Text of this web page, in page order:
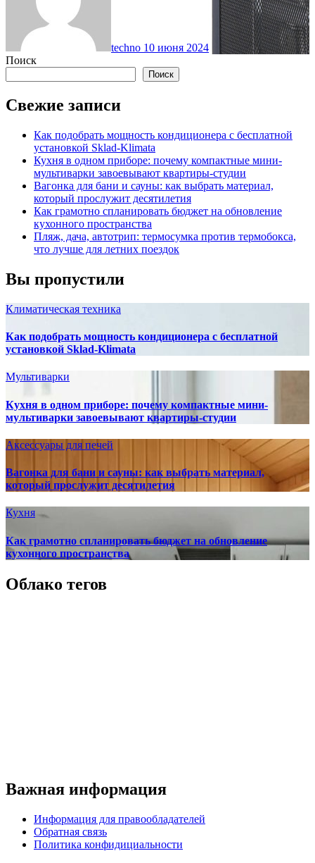
techno 10 июня 2024
Поиск
Поиск
Свежие записи
Как подобрать мощность кондиционера с бесплатной
установкой Sklad-Klimata
Кухня в одном приборе: почему компактные мини-
мультиварки завоевывают квартиры-студии
Вагонка для бани и сауны: как выбрать материал,
который прослужит десятилетия
Как грамотно спланировать бюджет на обновление
кухонного пространства
Пляж, дача, автотрип: термосумка против термобокса,
что лучше для летних поездок
Вы пропустили
Климатическая техника
Как подобрать мощность кондиционера с бесплатной
установкой Sklad-Klimata
Мультиварки
Кухня в одном приборе: почему компактные мини-
мультиварки завоевывают квартиры-студии
Аксессуары для печей
Вагонка для бани и сауны: как выбрать материал,
который прослужит десятилетия
Кухня
Как грамотно спланировать бюджет на обновление
кухонного пространства
Облако тегов
Важная информация
Информация для правообладателей
Обратная связь
Политика конфидициальности